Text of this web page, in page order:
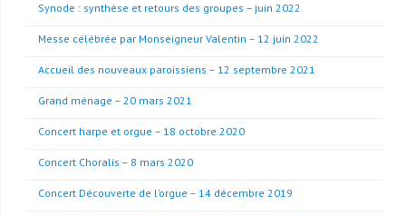
Synode : synthèse et retours des groupes – juin 2022
Messe célébrée par Monseigneur Valentin – 12 juin 2022
Accueil des nouveaux paroissiens – 12 septembre 2021
Grand ménage – 20 mars 2021
Concert harpe et orgue – 18 octobre 2020
Concert Choralis – 8 mars 2020
Concert Découverte de l’orgue – 14 décembre 2019